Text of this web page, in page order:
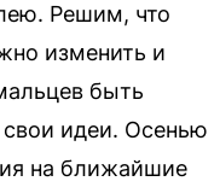
Решим, что
изменить и
быть
идеи. Осенью
на ближайшие